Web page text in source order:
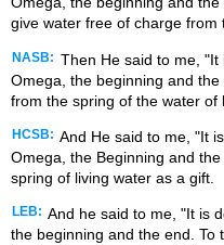
give water free of charge from
NASB: Then He said to me,
Omega, the beginning and
from the spring of the water of
HCSB: And He said to me, "It
Omega, the Beginning and
spring of living water as a gift.
LEB: And he said to me, "It is
the beginning and the end. To